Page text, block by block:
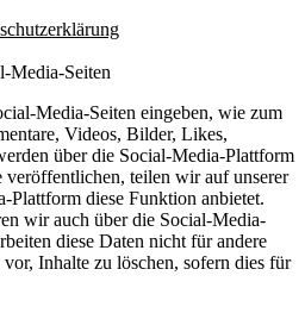
Media-Seiten
Media-Seiten eingeben, wie zum
Videos, Bilder, Likes,
über die Social-Media-Plattform
teilen wir auf unserer
Plattform diese Funktion anbietet.
wir auch über die Social-Media-
diese Daten nicht für andere
Inhalte zu löschen, sofern dies für